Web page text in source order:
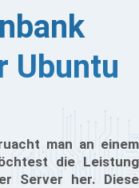
Ubuntu
man an einem
die Leistung
Server her. Diese